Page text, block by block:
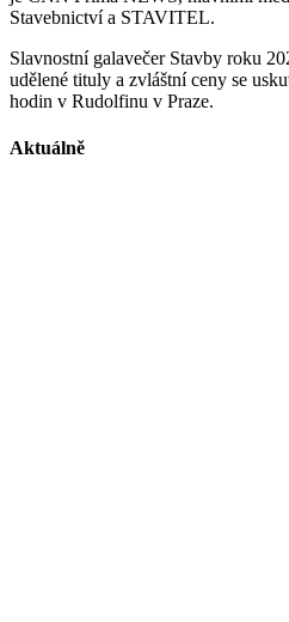
Stavebnictví a STAVITEL.
Slavnostní galavečer Stavby roku
udělené tituly a zvláštní ceny se
hodin v Rudolfinu v Praze.
Aktuálně